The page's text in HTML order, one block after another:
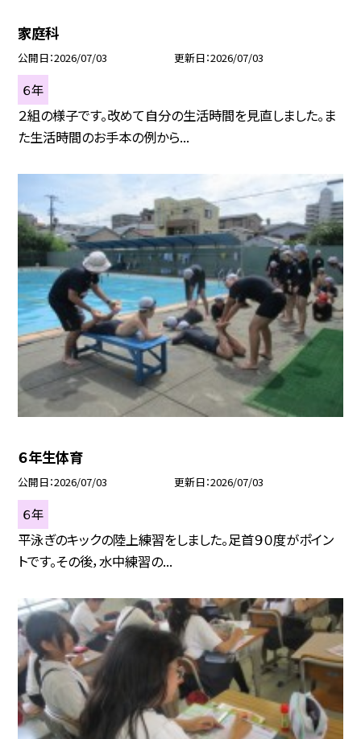
家庭科
公開日 2026/07/03 更新日 2026/07/03
６年
２組の様子です。改めて自分の生活時間を見直しました。ま
た生活時間のお手本の例から...
６年生体育
公開日 2026/07/03 更新日 2026/07/03
６年
平泳ぎのキックの陸上練習をしました。足首９０度がポイン
トです。その後，水中練習の...